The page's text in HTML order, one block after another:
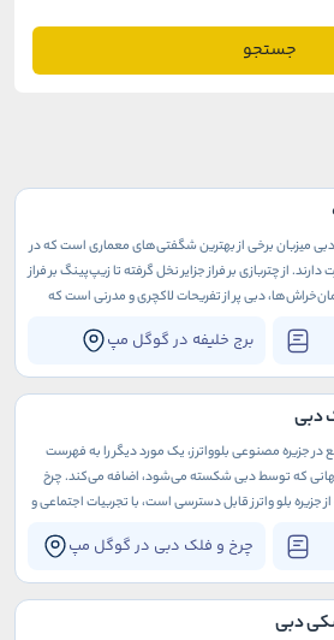
جستجو
برج خلیفه در گوگل مپ
دبی میزبان برخی از بهترین شگفتی‌های معماری است که در
از چتربازی بر فراز جزایر نخل گرفته تا زیپ‌پینگ بر فراز
دبی پر از تفریحات لاکچری و مدرنی است که
دبی
چرخ و فلک دبی در گوگل مپ
در جزیره مصنوعی بلوواترز، یک مورد دیگر را به فهرست
که توسط دبی شکسته می‌شود، اضافه می‌کند. چرخ
جزیره بلو واترز قابل دسترسی است، با تجربیات اجتماعی و
است.
دبی